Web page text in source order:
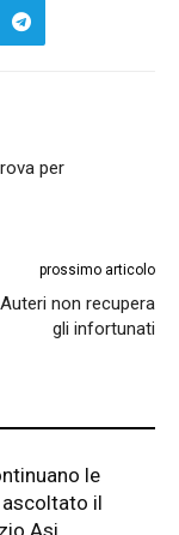
per
prossimo articolo
non recupera
gli infortunati
le
ascoltato il